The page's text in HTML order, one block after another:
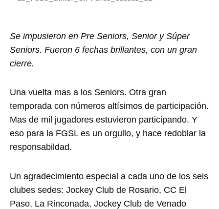
Se impusieron en Pre Seniors, Senior y Súper
Seniors. Fueron 6 fechas brillantes, con un gran
cierre.
Una vuelta mas a los Seniors. Otra gran
temporada con números altísimos de participación.
Mas de mil jugadores estuvieron participando. Y
eso para la FGSL es un orgullo, y hace redoblar la
responsabildad.
Un agradecimiento especial a cada uno de los seis
clubes sedes: Jockey Club de Rosario, CC El
Paso, La Rinconada, Jockey Club de Venado